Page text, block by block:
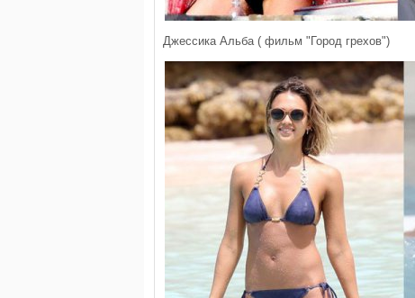
Джессика Альба ( фильм "Город грехов")